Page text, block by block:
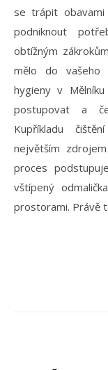
se trápit
podniknout
obtížným
mělo do vašeho
hygieny v
postupovat a
Kupříkladu
největším
proces
vštípený
prostorami. Právě